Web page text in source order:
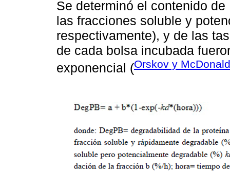
Se determinó el contenido
las fracciones soluble y
respectivamente), y de las
de cada bolsa incubada
exponencial (Orskov y